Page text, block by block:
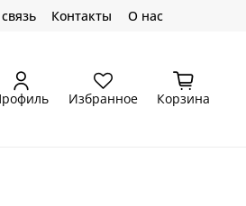
Контакты О нас
Избранное Корзина